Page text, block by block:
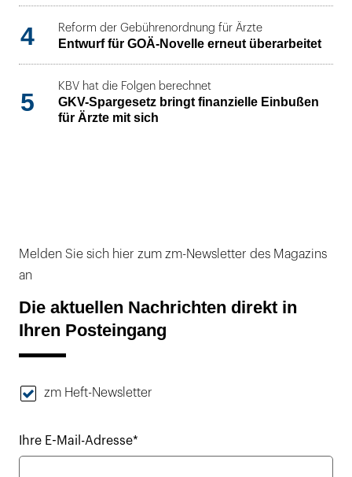
4 Reform der Gebührenordnung für Ärzte
Entwurf für GOÄ-Novelle erneut überarbeitet
5
KBV hat die Folgen berechnet
GKV-Spargesetz bringt finanzielle Einbußen
für Ärzte mit sich
Melden Sie sich hier zum zm-Newsletter des Magazins
an
Die aktuellen Nachrichten direkt in
Ihren Posteingang
zm Heft-Newsletter
Ihre E-Mail-Adresse*